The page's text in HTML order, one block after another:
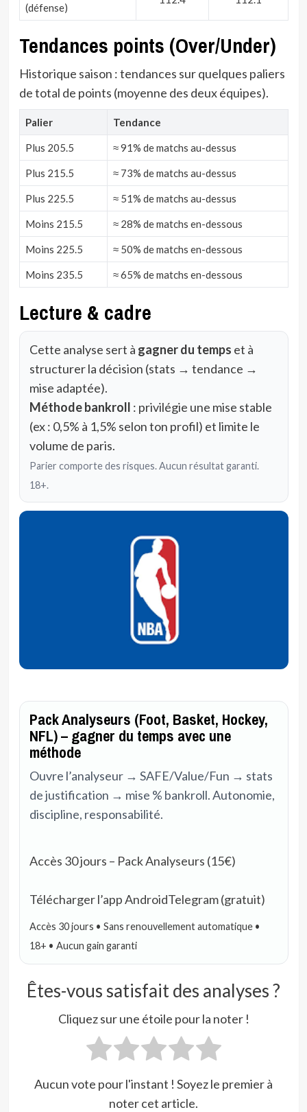
(défense)
Tendances points (Over/Under)
Historique saison : tendances sur quelques paliers
de total de points (moyenne des deux équipes).
Palier Tendance
Plus 205.5 ≈ 91% de matchs au-dessus
Plus 215.5 ≈ 73% de matchs au-dessus
Plus 225.5 ≈ 51% de matchs au-dessus
Moins 215.5 ≈ 28% de matchs en-dessous
Moins 225.5 ≈ 50% de matchs en-dessous
Moins 235.5 ≈ 65% de matchs en-dessous
Lecture & cadre
Cette analyse sert à gagner du temps et à
structurer la décision (stats → tendance →
mise adaptée).
Méthode bankroll : privilégie une mise stable
(ex : 0,5% à 1,5% selon ton profil) et limite le
volume de paris.
Parier comporte des risques. Aucun résultat garanti.
18+.
Pack Analyseurs (Foot, Basket, Hockey,
NFL) – gagner du temps avec une
méthode
Ouvre l’analyseur → SAFE/Value/Fun → stats
de justification → mise % bankroll. Autonomie,
discipline, responsabilité.
Accès 30 jours – Pack Analyseurs (15€)
Télécharger l’app AndroidTelegram (gratuit)
Accès 30 jours • Sans renouvellement automatique •
18+ • Aucun gain garanti
Êtes-vous satisfait des analyses ?
Cliquez sur une étoile pour la noter !
Aucun vote pour l'instant ! Soyez le premier à
noter cet article.